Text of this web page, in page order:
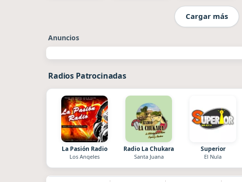
Cargar más
Anuncios
Radios Patrocinadas
La Pasión Radio
Los Angeles
Radio La Chukara
Santa Juana
Superior
El Nula